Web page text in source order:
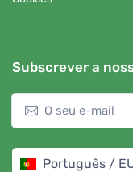
Subscrever a
Português /